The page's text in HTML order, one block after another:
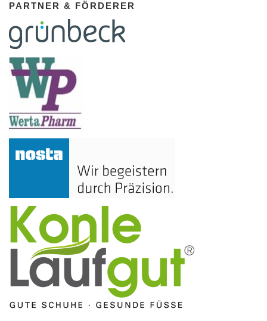
PARTNER & FÖRDERER